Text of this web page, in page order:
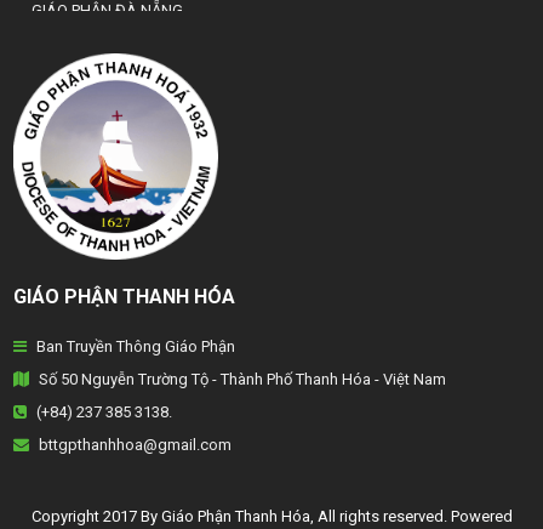
GIÁO PHẬN ĐÀ NẴNG
TỔNG GIÁO PHẬN HÀ NỘI
GIÁO PHẬN HẢI PHÒNG
TỔNG GIÁO PHẬN HUẾ
GIÁO PHẬN HƯNG HOÁ
GIÁO PHẬN KON TUM
GIÁO PHẬN LẠNG SƠN
GIÁO PHẬN LONG XUYÊN
GIÁO PHẬN PHAN THIẾT
GIÁO PHẬN THANH HÓA
Ban Truyền Thông Giáo Phận
Số 50 Nguyễn Trường Tộ - Thành Phố Thanh Hóa - Việt Nam
(+84) 237 385 3138.
bttgpthanhhoa@gmail.com
Copyright 2017 By Giáo Phận Thanh Hóa, All rights reserved. Powered